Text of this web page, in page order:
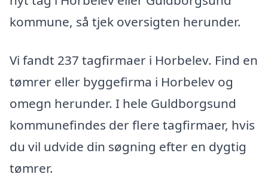
kommune, så tjek oversigten herunder.
Vi fandt 237 tagfirmaer i Horbelev. Find en
tømrer eller byggefirma i Horbelev og
omegn herunder. I hele Guldborgsund
kommunefindes der flere tagfirmaer, hvis
du vil udvide din søgning efter en dygtig
tømrer.